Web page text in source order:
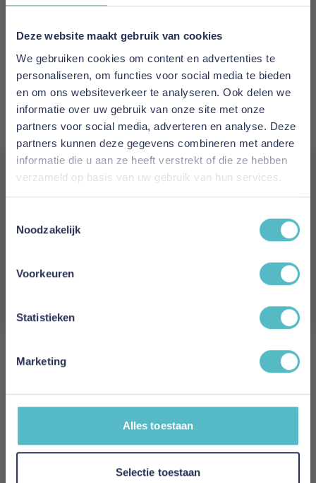
Deze website maakt gebruik van cookies
We gebruiken cookies om content en advertenties te
personaliseren, om functies voor social media te bieden
en om ons websiteverkeer te analyseren. Ook delen we
informatie over uw gebruik van onze site met onze
partners voor social media, adverteren en analyse. Deze
partners kunnen deze gegevens combineren met andere
informatie die u aan ze heeft verstrekt of die ze hebben
verzameld op basis van uw gebruik van hun services.
Noodzakelijk
Voorkeuren
Statistieken
Marketing
Alles toestaan
Selectie toestaan
Schrijf uw eigen review
U plaatst een review over:Mahoton Matras Seasons 19
Natuurrubber
x
Levertijd
2 tot 3 weken
Tijk
Zuiver Scheerwol & Thermostar
Kern
Materiaal
E-mail